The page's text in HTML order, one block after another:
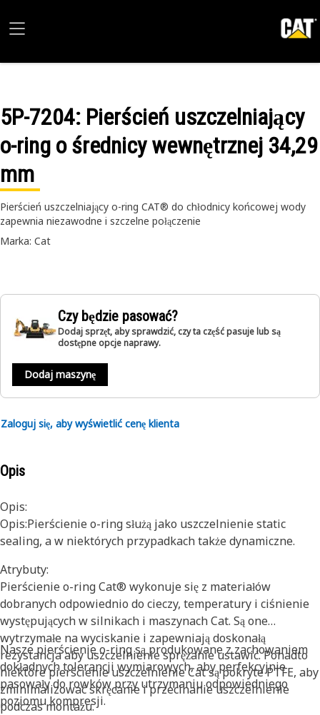
5P-7204: Pierścień uszczelniający
o-ring o średnicy wewnętrznej 34,29
mm
Pierścień uszczelniający o-ring CAT® do chłodnicy końcowej wody
zapewnia niezawodne i szczelne połączenie
Marka: Cat
Czy będzie pasować?
Dodaj sprzęt, aby sprawdzić, czy ta część pasuje lub są
dostępne opcje naprawy.
Dodaj maszynę
Zaloguj się, aby wyświetlić cenę klienta
Opis
Opis:
Opis:Pierścienie o-ring służą jako uszczelnienie static
sealing, a w niektórych przypadkach także dynamiczne.
Atrybuty:
Pierścienie o-ring Cat® wykonuje się z materiałów
dobranych odpowiednio do cieczy, temperatury i ciśnienie
występujących w silnikach i maszynach Cat. Są one
wytrzymałe na wyciskanie i zapewniają doskonałą
rezystancja aby uszczelnienie sprężanie ustawić. Ponadto
niektóre pierścienie uszczelnienie Cat są pokryte PTFE, aby
zminimalizować skręcanie i przecinanie uszczelnienie
podczas montażu.
Nasze pierścienie o-ring są produkowane z zachowaniem
dokładnych tolerancji wymiarowych, aby perfekcyjnie
pasowały do rowków przy utrzymaniu odpowiedniego
poziomu kompresji.